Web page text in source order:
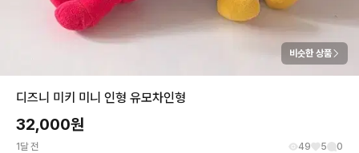
비슷한 상품
디즈니 미키 미니 인형 유모차인형
32,000원
1달 전 49 5 0